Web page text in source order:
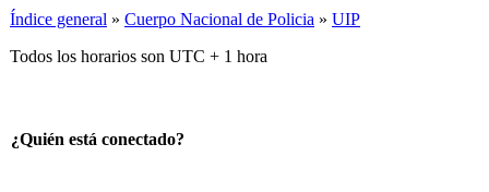
Índice general » Cuerpo Nacional de Policia » UIP
Todos los horarios son UTC + 1 hora
¿Quién está conectado?